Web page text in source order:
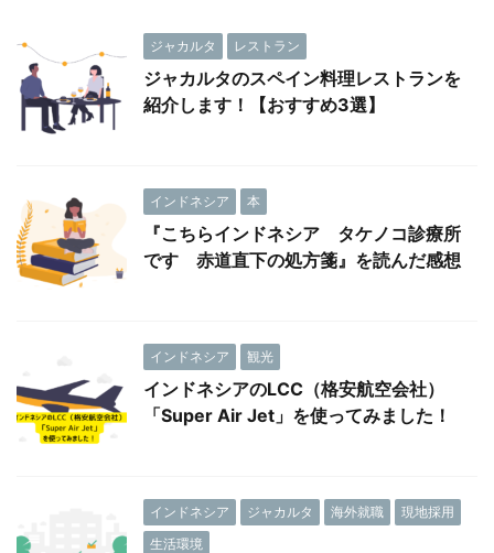
ジャカルタ レストラン
ジャカルタのスペイン料理レストランを
紹介します！【おすすめ3選】
インドネシア 本
『こちらインドネシア タケノコ診療所
です 赤道直下の処方箋』を読んだ感想
インドネシア 観光
インドネシアのLCC（格安航空会社）
「Super Air Jet」を使ってみました！
インドネシア ジャカルタ 海外就職
現地採用
生活環境